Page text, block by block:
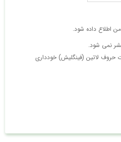
اطلاع داده شود.
نمی شود.
حروف لاتین (فینگلیش) خودداری